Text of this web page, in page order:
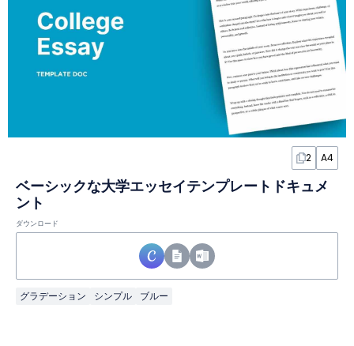
2 A4
ベーシックな大学エッセイテンプレートドキュメ
ント
ダウンロード
グラデーション シンプル ブルー